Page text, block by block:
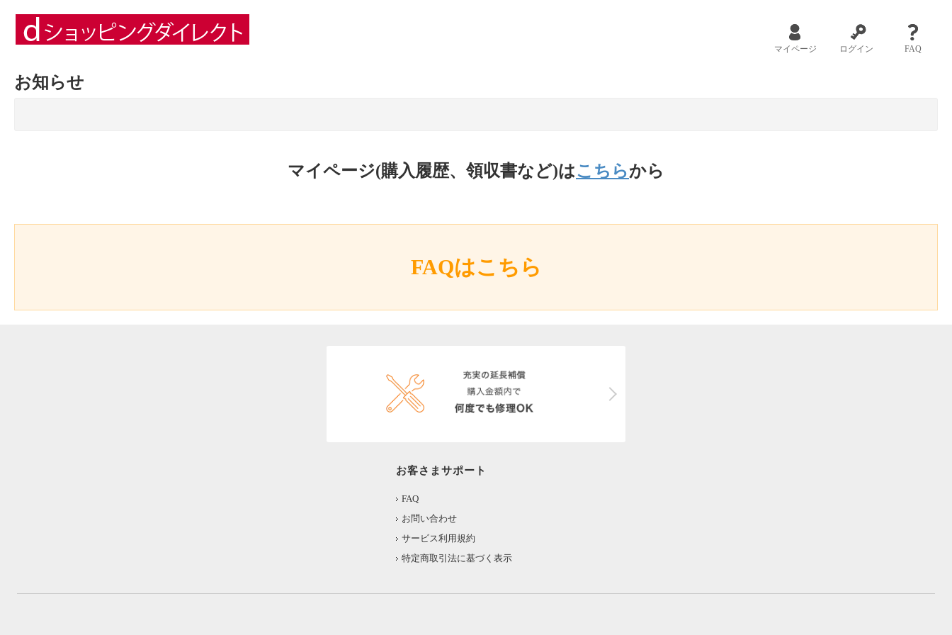
マイページ ログイン FAQ
お知らせ
マイページ(購入履歴、領収書など)はこちらから
FAQはこちら
お客さまサポート
FAQ
お問い合わせ
サービス利用規約
特定商取引法に基づく表示